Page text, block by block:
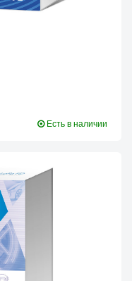
Есть в наличии